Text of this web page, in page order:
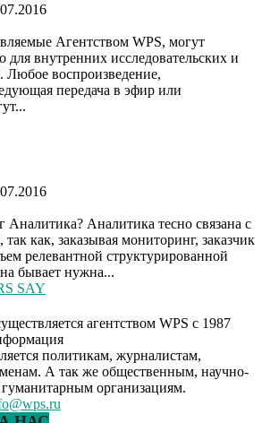
Агентством WPS, могут
для внутренних исследовательских и
Любое воспроизведение,
передача в эфир или
Аналитика? Аналитика тесно связана с
как, заказывая мониторинг, заказчик
релевантной структурированной
бывает нужна...
агентством WPS с 1987
политикам, журналистам,
А так же общественным, научно-
организациям.